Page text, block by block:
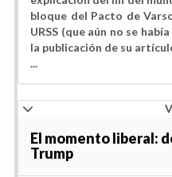
bloque del Pacto de
URSS (que aún no se
la publicación de su
...
El momento liberal:
Trump